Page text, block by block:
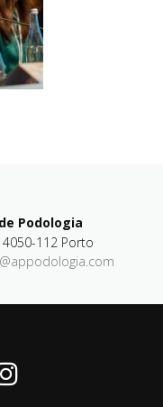
Podologia
4050-112 Porto